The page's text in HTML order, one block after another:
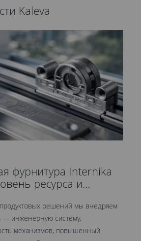
Kaleva
фурнитура Internika
ресурса и
продуктовых решений мы внедряем
— инженерную систему,
механизмов, повышенный